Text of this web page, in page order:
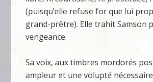
(puisqu’elle refuse l’or que lui
grand-prêtre). Elle trahit Samson
vengeance.
Sa voix, aux timbres mordorés
ampleur et une volupté